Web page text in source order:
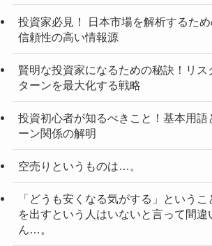
投資家必見！ 日本市場を解析するた
信頼性の高い情報源
賢明な投資家になるための秘訣！リス
ターンを最大化する戦略
投資初心者が知るべきこと！基本用語
ーン関係の解明
空売りというものは…。
「どうも安くなる気がする」という
を出すという人はいないと言って間違
ん…。